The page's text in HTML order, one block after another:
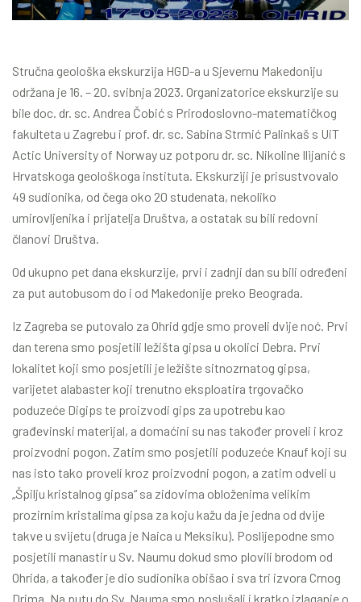
Stručna geološka ekskurzija HGD-a u Sjevernu Makedoniju
održana je 16. – 20. svibnja 2023. Organizatorice ekskurzije su
bile doc. dr. sc. Andrea Čobić s Prirodoslovno-matematičkog
fakulteta u Zagrebu i prof. dr. sc. Sabina Strmić Palinkaš s UiT
Actic University of Norway uz potporu dr. sc. Nikoline Ilijanić s
Hrvatskoga geološkoga instituta. Ekskurziji je prisustvovalo
49 sudionika, od čega oko 20 studenata, nekoliko
umirovljenika i prijatelja Društva, a ostatak su bili redovni
članovi Društva.
Od ukupno pet dana ekskurzije, prvi i zadnji dan su bili određeni
za put autobusom do i od Makedonije preko Beograda.
Iz Zagreba se putovalo za Ohrid gdje smo proveli dvije noć. Prvi
dan terena smo posjetili ležišta gipsa u okolici Debra. Prvi
lokalitet koji smo posjetili je ležište sitnozrnatog gipsa,
varijetet alabaster koji trenutno eksploatira trgovačko
poduzeće Digips te proizvodi gips za upotrebu kao
građevinski materijal, a domaćini su nas također proveli i kroz
proizvodni pogon. Zatim smo posjetili poduzeće Knauf koji su
nas isto tako proveli kroz proizvodni pogon, a zatim odveli u
„Špilju kristalnog gipsa“ sa zidovima obloženima velikim
prozirnim kristalima gipsa za koju kažu da je jedna od dvije
takve u svijetu (druga je Naica u Meksiku). Poslijepodne smo
posjetili manastir u Sv. Naumu dokud smo plovili brodom od
Ohrida, a također je dio sudionika obišao i sva tri izvora Crnog
Drima. Na putu do Sv. Nauma smo poslušali i kratko izlaganje o